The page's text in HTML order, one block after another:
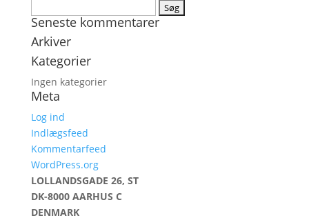
efter:
Seneste kommentarer
Arkiver
Kategorier
Ingen kategorier
Meta
Log ind
Indlægsfeed
Kommentarfeed
WordPress.org
LOLLANDSGADE 26, ST
DK-8000 AARHUS C
DENMARK